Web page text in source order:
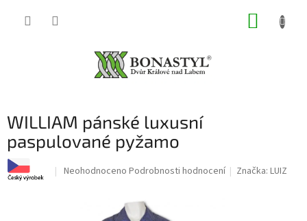
WILLIAM pánské luxusní
paspulované pyžamo
Průměrné
Neohodnoceno Podrobnosti hodnocení Značka:LUIZ